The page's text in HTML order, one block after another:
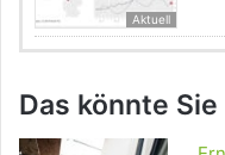
Aktuell
Das könnte